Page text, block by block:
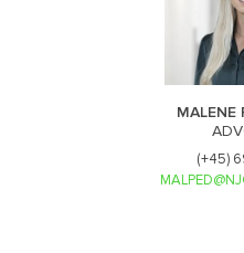
MALENE
(+45)